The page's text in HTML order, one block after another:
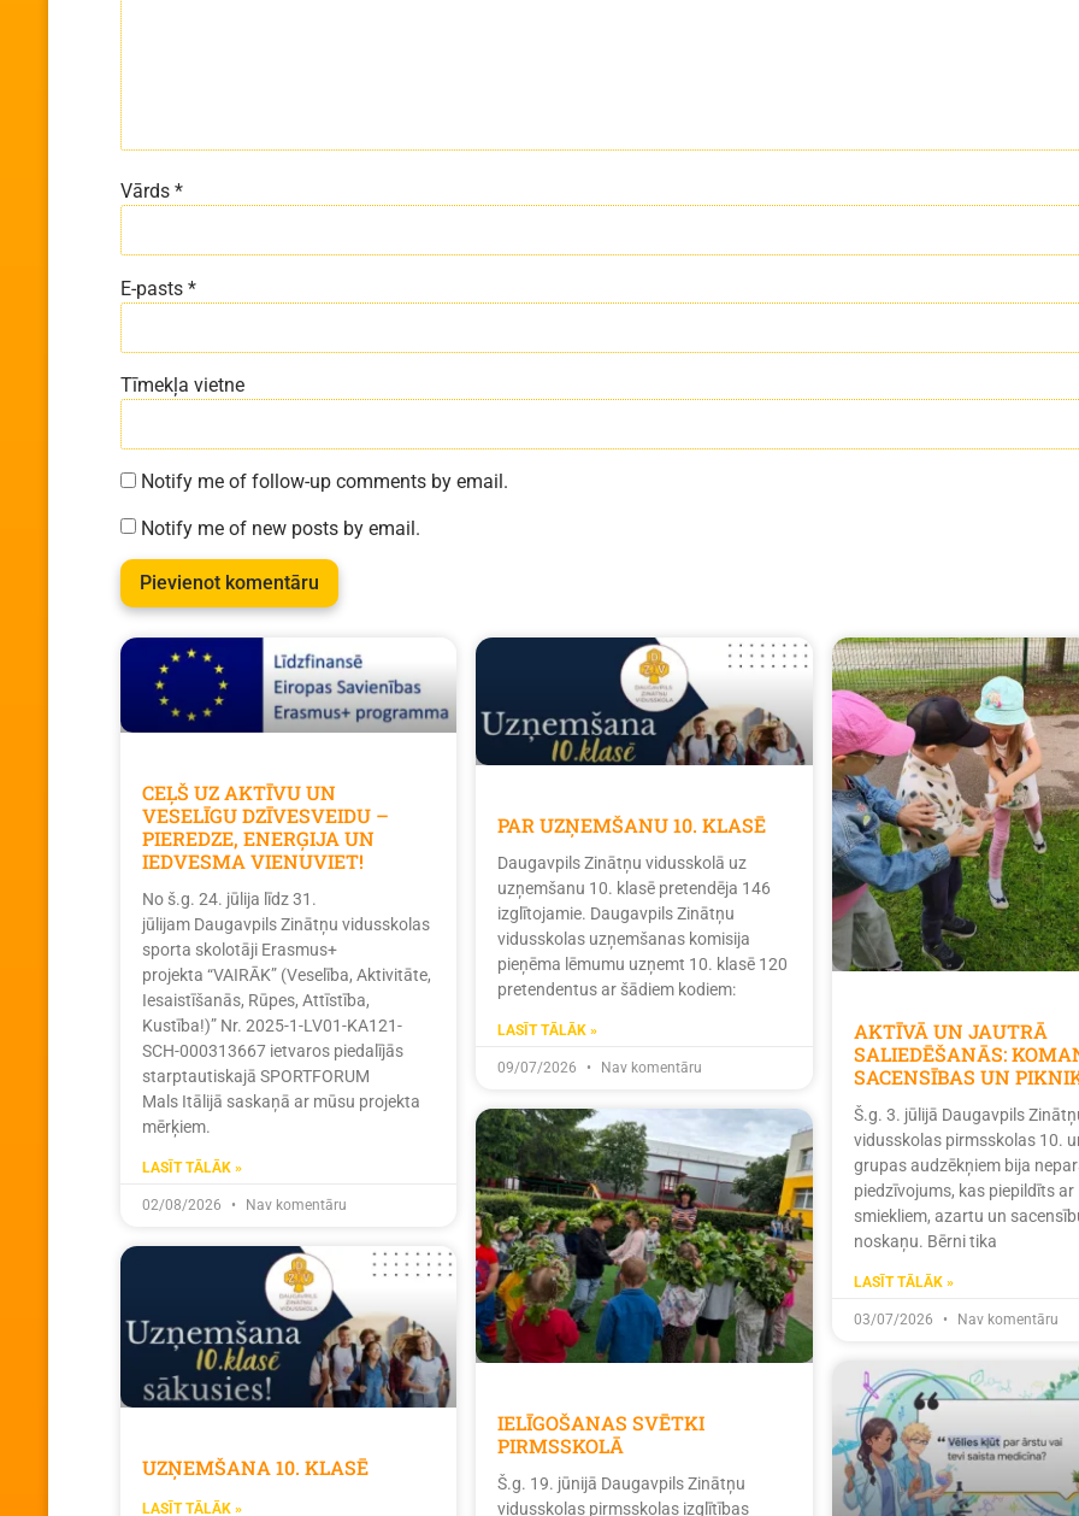
Vārds *
E-pasts *
Tīmekļa vietne
Notify me of follow-up comments by email.
Notify me of new posts by email.
CEĻŠ UZ AKTĪVU UN
VESELĪGU DZĪVESVEIDU –
PIEREDZE, ENERĢIJA UN
IEDVESMA VIENUVIET!
No š.g. 24. jūlija līdz 31.
jūlijam Daugavpils Zinātņu vidusskolas
sporta skolotāji Erasmus+
projekta “VAIRĀK” (Veselība, Aktivitāte,
Iesaistīšanās, Rūpes, Attīstība,
Kustība!)” Nr. 2025-1-LV01-KA121-
SCH-000313667 ietvaros piedalījās
starptautiskajā SPORTFORUM
Mals Itālijā saskaņā ar mūsu projekta
mērķiem.
LASĪT TĀLĀK »
02/08/2026 Nav komentāru
PAR UZŅEMŠANU 10. KLASĒ
Daugavpils Zinātņu vidusskolā uz
uzņemšanu 10. klasē pretendēja 146
izglītojamie. Daugavpils Zinātņu
vidusskolas uzņemšanas komisija
pieņēma lēmumu uzņemt 10. klasē 120
pretendentus ar šādiem kodiem:
LASĪT TĀLĀK »
09/07/2026 Nav komentāru
AKTĪVĀ UN JAUTRĀ
SALIEDĒŠANĀS:
SACENSĪBAS UN
Š.g. 3. jūlijā Daugavpils
vidusskolas pirmsskolas 10.
grupas audzēkņiem bija
piedzīvojums, kas piepildīts ar
smiekliem, azartu un
noskaņu. Bērni tika
LASĪT TĀLĀK »
03/07/2026 Nav komentāru
UZŅEMŠANA 10. KLASĒ
LASĪT TĀLĀK »
IELĪGOŠANAS SVĒTKI
PIRMSSKOLĀ
Š.g. 19. jūnijā Daugavpils Zinātņu
vidusskolas pirmsskolas izglītības